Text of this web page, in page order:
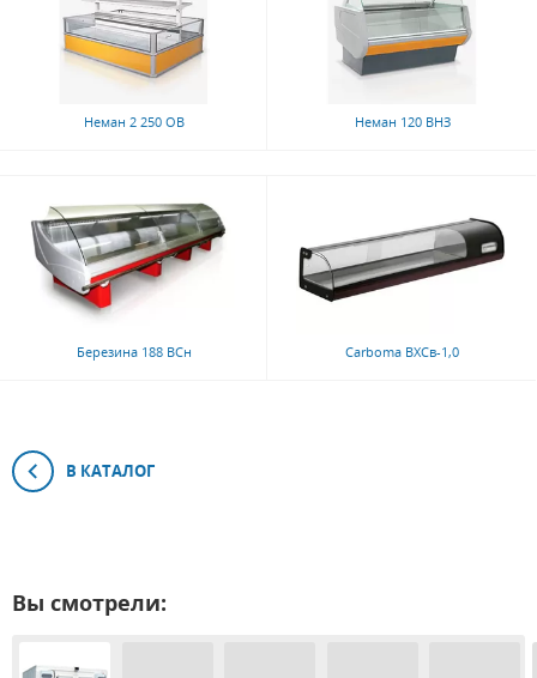
Неман 2 250 ОВ Неман 120 ВНЗ
Березина 188 ВСн Carboma ВХСв-1,0
В КАТАЛОГ
Вы смотрели: